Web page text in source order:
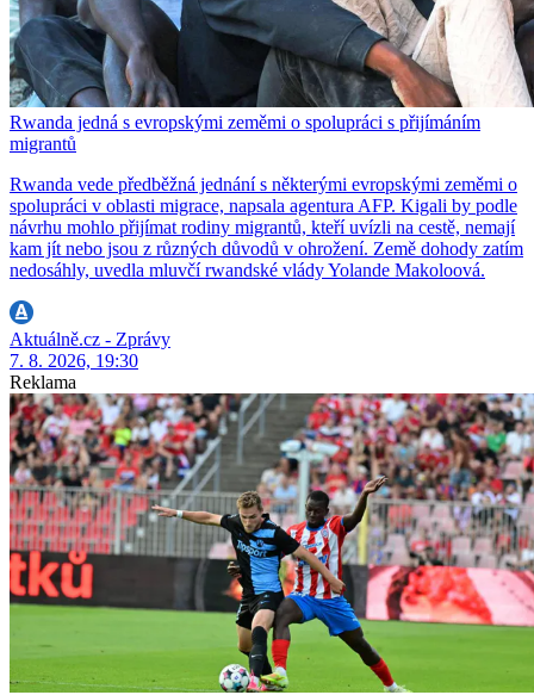
Rwanda jedná s evropskými zeměmi o spolupráci s přijímáním
migrantů
Rwanda vede předběžná jednání s některými evropskými zeměmi o
spolupráci v oblasti migrace, napsala agentura AFP. Kigali by podle
návrhu mohlo přijímat rodiny migrantů, kteří uvízli na cestě, nemají
kam jít nebo jsou z různých důvodů v ohrožení. Země dohody zatím
nedosáhly, uvedla mluvčí rwandské vlády Yolande Makoloová.
Aktuálně.cz - Zprávy
7. 8. 2026, 19:30
Reklama